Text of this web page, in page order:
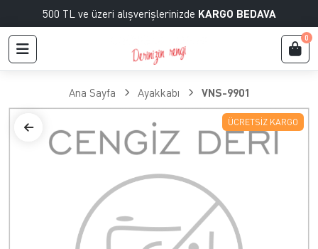
500 TL ve üzeri alışverişlerinizde KARGO BEDAVA
0
Ana Sayfa Ayakkabı VNS-9901
ÜCRETSIZ KARGO